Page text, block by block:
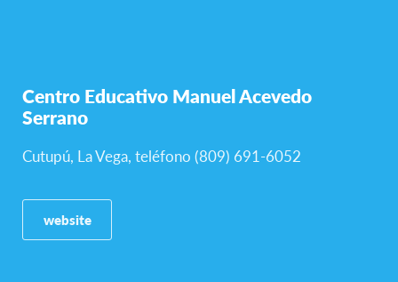
Centro Educativo Manuel Acevedo
Serrano
Cutupú, La Vega, teléfono (809) 691-6052
website